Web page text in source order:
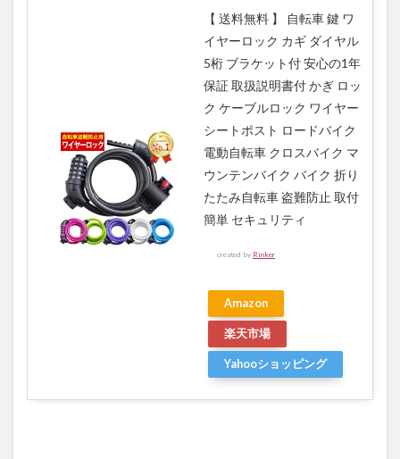
【 送料無料 】 自転車 鍵 ワ
イヤーロック カギ ダイヤル
5桁 ブラケット付 安心の1年
保証 取扱説明書付 かぎ ロッ
ク ケーブルロック ワイヤー
シートポスト ロードバイク
電動自転車 クロスバイク マ
ウンテンバイク バイク 折り
たたみ自転車 盗難防止 取付
簡単 セキュリティ
created by Rinker
Amazon
楽天市場
Yahooショッピング